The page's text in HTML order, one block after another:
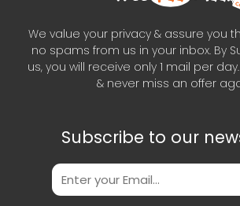
We value your privacy & assure you
no spams from us in your inbox. By
us, you will receive only 1 mail per
& never miss an offer
Subscribe to our